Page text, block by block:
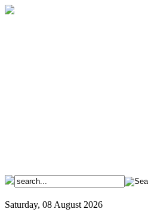
Saturday, 08 August 2026